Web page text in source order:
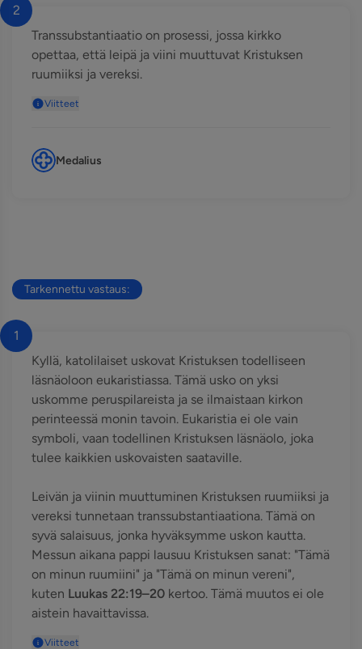
2
Transsubstantiaatio on prosessi, jossa kirkko
opettaa, että leipä ja viini muuttuvat Kristuksen
ruumiiksi ja vereksi.
Viitteet
Medalius
Tarkennettu vastaus:
1
Kyllä, katolilaiset uskovat Kristuksen todelliseen
läsnäoloon eukaristiassa. Tämä usko on yksi
uskomme peruspilareista ja se ilmaistaan kirkon
perinteessä monin tavoin. Eukaristia ei ole vain
symboli, vaan todellinen Kristuksen läsnäolo, joka
tulee kaikkien uskovaisten saataville.
Leivän ja viinin muuttuminen Kristuksen ruumiiksi ja
vereksi tunnetaan transsubstantiaationa. Tämä on
syvä salaisuus, jonka hyväksymme uskon kautta.
Messun aikana pappi lausuu Kristuksen sanat: "Tämä
on minun ruumiini" ja "Tämä on minun vereni",
kuten Luukas 22:19–20 kertoo. Tämä muutos ei ole
aistein havaittavissa.
Viitteet